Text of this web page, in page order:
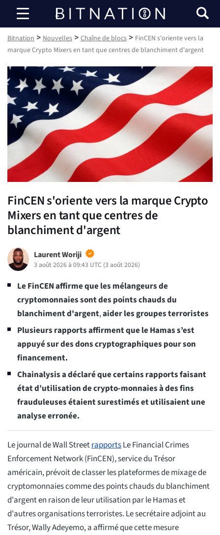
Bitnation
Bitnation > Nouvelles > Chaîne de blocs > FinCEN s'oriente vers la
marque Crypto Mixers en tant que centres de blanchiment d'argent
FinCEN s'oriente vers la marque Crypto
Mixers en tant que centres de
blanchiment d'argent
Laurent Woriji
3 août 2026 à 09:43 UTC (3 août 2026)
Le FinCEN affirme que les mélangeurs de
cryptomonnaies sont des points chauds du
blanchiment d'argent,aider les groupes terroristes
Plusieurs rapports affirment que le Hamas s’est
appuyé sur des dons cryptographiques pour son
financement.
Chainalysis a déclaré que certains rapports faisant
état d’utilisation de crypto-monnaies à des fins
frauduleuses étaient surestimés et utilisaient une
analyse erronée.
Le journal de Wall StreetrapportsLe Financial Crimes
Enforcement Network (FinCEN), service du Trésor
américain, prévoit de classer les plateformes de mixage de
cryptomonnaies comme des points chauds du blanchiment
d'argent en raison de leur utilisation par le Hamas et
d'autres organisations terroristes. Le secrétaire adjoint au
Trésor, Wally Adeyemo, a affirmé que cette mesure